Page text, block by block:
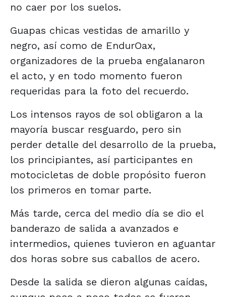
no caer por los suelos.
Guapas chicas vestidas de amarillo y
negro, así como de EndurOax,
organizadores de la prueba engalanaron
el acto, y en todo momento fueron
requeridas para la foto del recuerdo.
Los intensos rayos de sol obligaron a la
mayoría buscar resguardo, pero sin
perder detalle del desarrollo de la prueba,
los principiantes, así participantes en
motocicletas de doble propósito fueron
los primeros en tomar parte.
Más tarde, cerca del medio día se dio el
banderazo de salida a avanzados e
intermedios, quienes tuvieron en aguantar
dos horas sobre sus caballos de acero.
Desde la salida se dieron algunas caídas,